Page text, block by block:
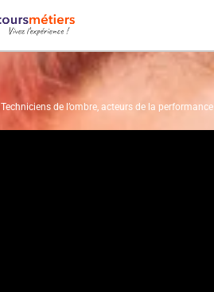
Techniciens de l’ombre, acteurs de la performance